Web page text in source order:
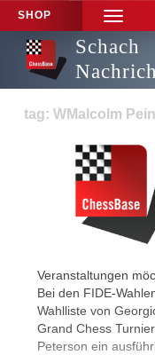
SHOP
TOGGLE
Schach
tag: WMalcolm
Veranstaltungen
Bei den FIDE-
Wahlliste von
Grand Chess
Peterson ein